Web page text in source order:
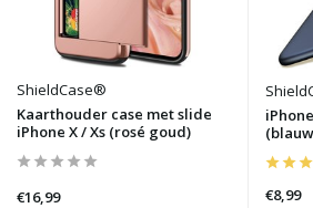
ShieldCase®
Kaarthouder case met slide
iPhone X / Xs (rosé goud)
€16,99 €8,99